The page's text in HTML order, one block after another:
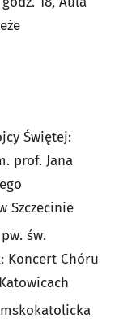
Świętej:
prof. Jana
Szczecinie
św.
Koncert Chóru